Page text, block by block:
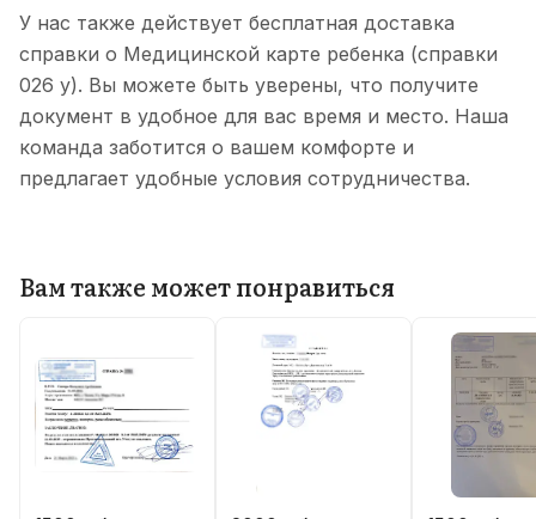
У нас также действует бесплатная доставка
справки о Медицинской карте ребенка (справки
026 у). Вы можете быть уверены, что получите
документ в удобное для вас время и место. Наша
команда заботится о вашем комфорте и
предлагает удобные условия сотрудничества.
Вам также может понравиться